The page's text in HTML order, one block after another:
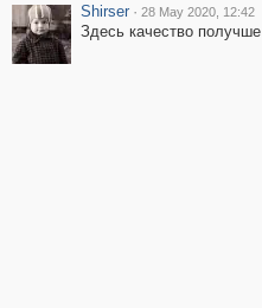
Shirser · 28 May 2020, 12:42
Здесь качество получше